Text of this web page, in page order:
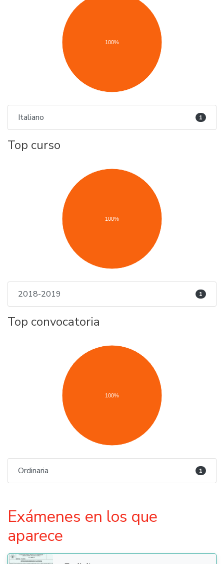
100%
Italiano 1
Top curso
100%
2018-2019 1
Top convocatoria
100%
Ordinaria 1
Exámenes en los que
aparece